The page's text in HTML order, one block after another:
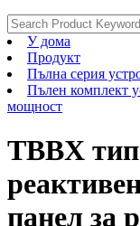
У дома
Продукт
Пълна серия
Пълен комплект
мощност
TBBX
панел за